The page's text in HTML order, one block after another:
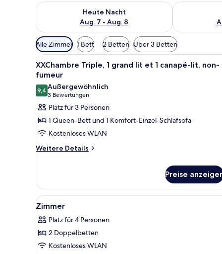
Heute Nacht
Aug. 7 - Aug. 8
Überprüfe die Verfügbarkeit für heute Nacht, Aug. 7
Überprüfe
Verfügbare
Filter
für
Zimmer
Alle Zimmer 1 Bett 2 Betten Über 3 Betten
Alle
Fotos
für
XXChambre
Triple,
1
grand
lit
et
lit,
non-
fumeur
anzeigen
Ein Schlafzimmer mit
6
XXChambre Triple, 1 grand lit et 1 canapé-lit, non-
fumeur
9,49,4 von 10
Außergewöhnlich
3 Bewertungen
(3
Bewertungen)
Platz für 3 Personen
1 Queen-Bett und 1 Komfort-Einzel-Schlafsofa
Kostenloses WLAN
Weitere Details
Weitere
Triple,
grand
lit
et
canapé-
lit,
Preise
Alle
Fotos
für
Zimmer
anzeigen
Ein Schlafzimmer mit zwei
8
Zimmer
Platz für 4 Personen
2 Doppelbetten
Kostenloses WLAN